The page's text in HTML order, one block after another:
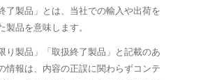
了製品」とは、当社での輸入や出荷を
製品を意味します。
り製品」「取扱終了製品」と記載のあ
情報は、内容の正誤に関わらずコンテ